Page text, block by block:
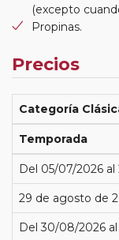
(excepto
Propinas.
Precios
Categoría
Temporada
Del 05/07/2026
29 de agosto de
Del 30/08/2026